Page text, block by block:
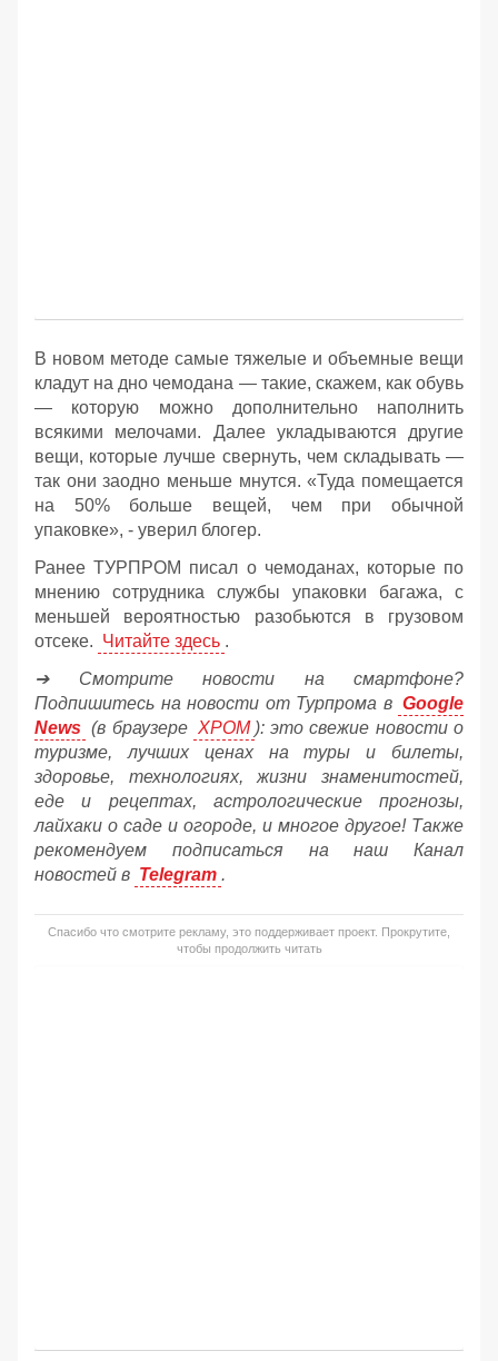
В новом методе самые тяжелые и объемные вещи
кладут на дно чемодана — такие, скажем, как обувь
— которую можно дополнительно наполнить
всякими мелочами. Далее укладываются другие
вещи, которые лучше свернуть, чем складывать —
так они заодно меньше мнутся. «Туда помещается
на 50% больше вещей, чем при обычной
упаковке», - уверил блогер.
Ранее ТУРПРОМ писал о чемоданах, которые по
мнению сотрудника службы упаковки багажа, с
меньшей вероятностью разобьются в грузовом
отсеке. Читайте здесь .
➔ Смотрите новости на смартфоне?
Подпишитесь на новости от Турпрома в Google
News (в браузере ХРОМ ): это свежие новости о
туризме, лучших ценах на туры и билеты,
здоровье, технологиях, жизни знаменитостей,
еде и рецептах, астрологические прогнозы,
лайхаки о саде и огороде, и многое другое! Также
рекомендуем подписаться на наш Канал
новостей в Telegram .
Спасибо что смотрите рекламу, это поддерживает проект. Прокрутите,
чтобы продолжить читать